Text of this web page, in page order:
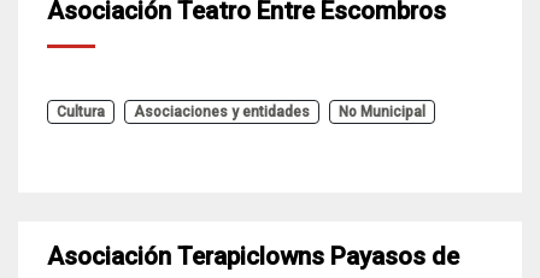
Asociación Teatro Entre Escombros
Cultura Asociaciones y entidades No Municipal
Asociación Terapiclowns Payasos de